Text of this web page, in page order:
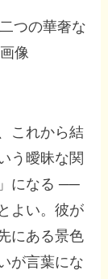
これから結
う曖昧な関
になる ──
よい。彼が
にある景色
が言葉にな